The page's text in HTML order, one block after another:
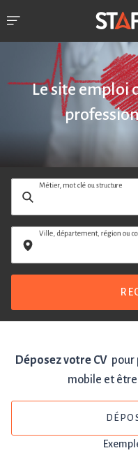
Le site emploi
Métier, mot clé ou structure
Ville, département, région ou
Déposez votre CVpour
mobile et